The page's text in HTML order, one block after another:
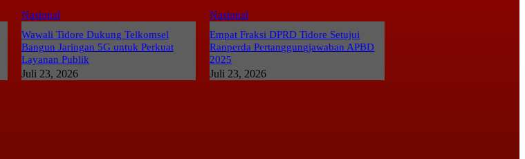
Nasional
Wawali Tidore Dukung Telkomsel
Bangun Jaringan 5G untuk Perkuat
Layanan Publik
Juli 23, 2026
Nasional
Empat Fraksi DPRD Tidore Setujui
Ranperda Pertanggungjawaban APBD
2025
Juli 23, 2026